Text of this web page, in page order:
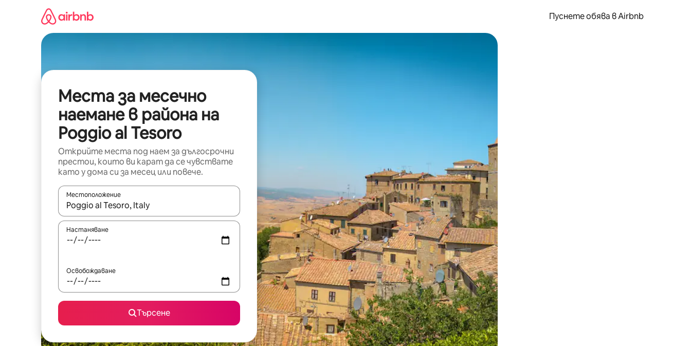
съдържанието
Пуснете обява в Airbnb
Места за месечно
наемане в района на
Poggio al Tesoro
Открийте места под наем за дългосрочни
престои, които ви карат да се чувствате
като у дома си за месец или повече.
Местоположение
Когато резултатите се покажат, използвайте клавишите със стрелки нагоре и надолу или навигирайте с докосване или плъзгане.
Настаняване
Освобождаване
Търсене